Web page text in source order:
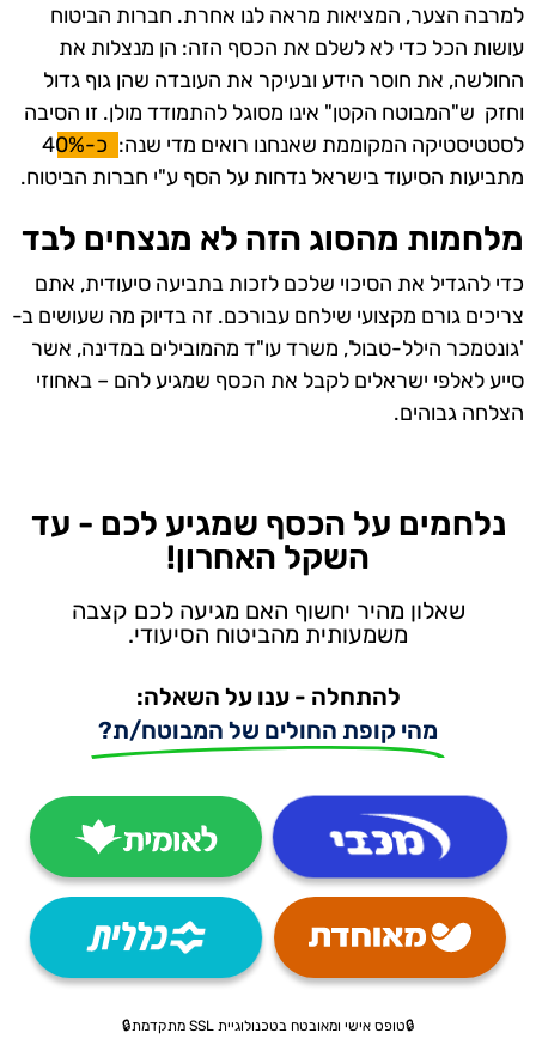
למרבה הצער, המציאות מראה לנו אחרת. חברות הביטוח
עושות הכל כדי לא לשלם את הכסף הזה: הן מנצלות את
החולשה, את חוסר הידע ובעיקר את העובדה שהן גוף גדול
וחזק ש"המבוטח הקטן" אינו מסוגל להתמודד מולן. זו הסיבה
לסטטיסטיקה המקוממת שאנחנו רואים מדי שנה:
כ-40%
מתביעות הסיעוד בישראל נדחות על הסף ע"י חברות הביטוח.
מלחמות מהסוג הזה לא מנצחים לבד
כדי להגדיל את הסיכוי שלכם לזכות בתביעה סיעודית, אתם
צריכים גורם מקצועי שילחם עבורכם. זה בדיוק מה שעושים ב-
'גונטמכר הילל-טבול', משרד עו"ד מהמובילים במדינה, אשר
סייע לאלפי ישראלים לקבל את הכסף שמגיע להם – באחוזי
הצלחה גבוהים.
נלחמים על הכסף שמגיע לכם - עד
השקל האחרון!
שאלון מהיר יחשוף האם מגיעה לכם קצבה
משמעותית מהביטוח הסיעודי.
להתחלה - ענו על השאלה:
מהי קופת החולים של המבוטח/ת?
🔒טופס אישי ומאובטח בטכנולוגיית SSL מתקדמת🔒